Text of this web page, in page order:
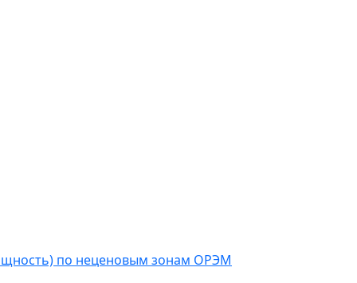
по неценовым зонам ОРЭМ